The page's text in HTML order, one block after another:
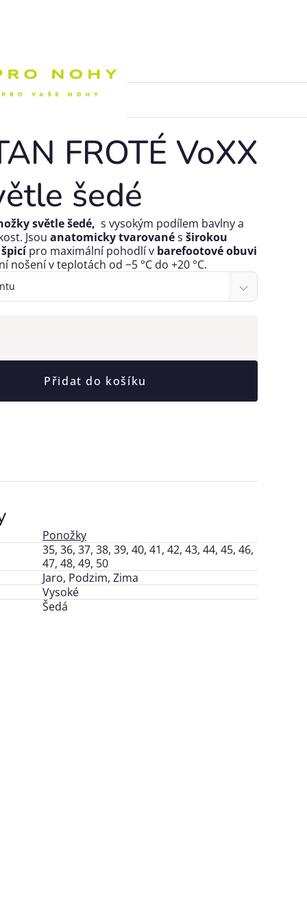
FROTÉ VoXX
šedé
Přidat do košíku
světle šedé, s vysokým podílem bavlny a
Jsou anatomicky tvarovanés širokou
pro maximální pohodlí v barefootové obuvi
nošení v teplotách od −5 °C do +20 °C.
Ponožky
35, 36, 37, 38, 39, 40, 41, 42, 43, 44, 45, 46,
47, 48, 49, 50
Jaro, Podzim, Zima
Vysoké
Šedá